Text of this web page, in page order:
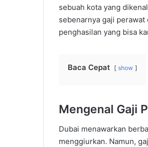
sebuah kota yang
sebenarnya gaji
penghasilan yang bisa
Baca Cepat show
Mengenal Gaji
Dubai menawarkan
menggiurkan. Namun,